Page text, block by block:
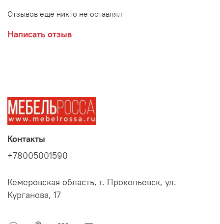
Отзывов еще никто не оставлял
Написать отзыв
Контакты
+78005001590
Кемеровская область, г. Прокопьевск, ул.
Курганова, 17